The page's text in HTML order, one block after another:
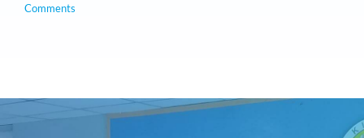
Comments